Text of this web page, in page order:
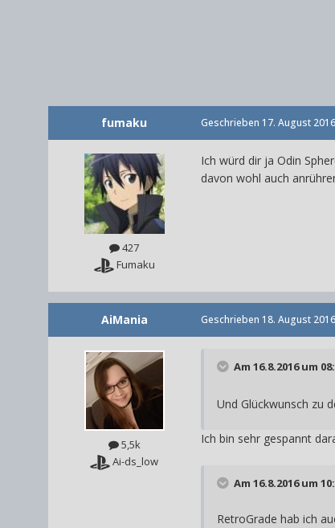
fumaku
427
Fumaku
Geschrieben 17. August 2016
Ich würd dir ja Odin
davon wohl auch
AiMania
5,5k
Ai-ds_low
Geschrieben 18. August 2016
Am 16.8.2016 um
Und Glückwunsch zu
Ich bin sehr gespannt
Am 16.8.2016 um
RetroGrade hab ich